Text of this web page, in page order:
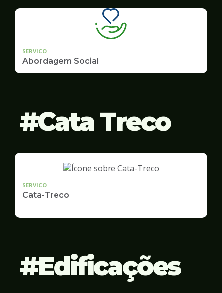
SERVICO
Abordagem Social
Cata Treco
SERVICO
Cata-Treco
Edificações